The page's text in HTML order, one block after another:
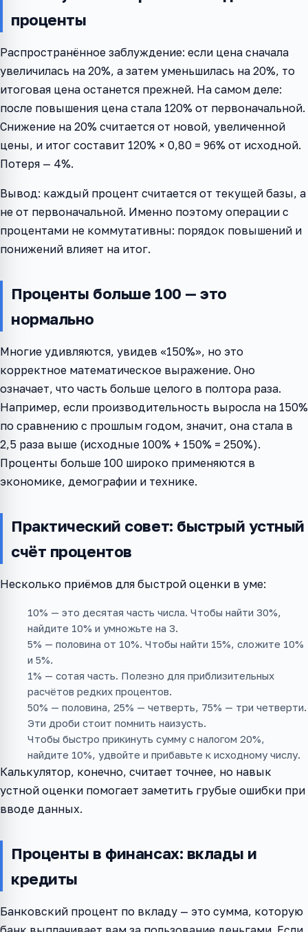
проценты
Распространённое заблуждение: если цена сначала
увеличилась на 20%, а затем уменьшилась на 20%, то
итоговая цена останется прежней. На самом деле:
после повышения цена стала 120% от первоначальной.
Снижение на 20% считается от новой, увеличенной
цены, и итог составит 120% × 0,80 = 96% от исходной.
Потеря — 4%.
Вывод: каждый процент считается от текущей базы, а
не от первоначальной. Именно поэтому операции с
процентами не коммутативны: порядок повышений и
понижений влияет на итог.
Проценты больше 100 — это
нормально
Многие удивляются, увидев «150%», но это
корректное математическое выражение. Оно
означает, что часть больше целого в полтора раза.
Например, если производительность выросла на 150%
по сравнению с прошлым годом, значит, она стала в
2,5 раза выше (исходные 100% + 150% = 250%).
Проценты больше 100 широко применяются в
экономике, демографии и технике.
Практический совет: быстрый устный
счёт процентов
Несколько приёмов для быстрой оценки в уме:
10% — это десятая часть числа. Чтобы найти 30%,
найдите 10% и умножьте на 3.
5% — половина от 10%. Чтобы найти 15%, сложите 10%
и 5%.
1% — сотая часть. Полезно для приблизительных
расчётов редких процентов.
50% — половина, 25% — четверть, 75% — три четверти.
Эти дроби стоит помнить наизусть.
Чтобы быстро прикинуть сумму с налогом 20%,
найдите 10%, удвойте и прибавьте к исходному числу.
Калькулятор, конечно, считает точнее, но навык
устной оценки помогает заметить грубые ошибки при
вводе данных.
Проценты в финансах: вклады и
кредиты
Банковский процент по вкладу — это сумма, которую